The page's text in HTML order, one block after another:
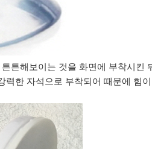
튼해보이는 것을 화면에 부착시킨
한 자석으로 부착되어 때문에 힘